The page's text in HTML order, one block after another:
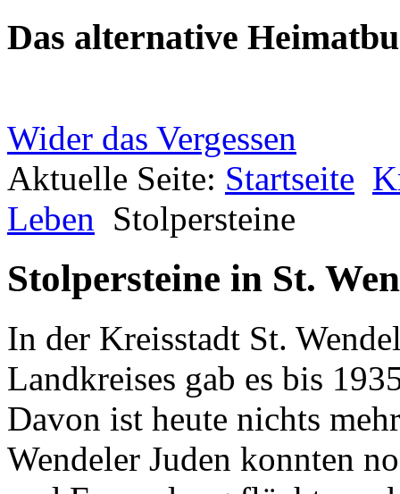
Das alternative
Wider das Vergessen
Aktuelle Seite: Startseite
Leben Stolpersteine
Stolpersteine in St.
In der Kreisstadt St.
Landkreises gab es bis
Davon ist heute nichts
Wendeler Juden konnten